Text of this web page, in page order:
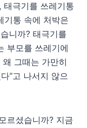
태극기를 쓰레기통
기통 속에 처박은
니까? 태극기를
부모를 쓰레기에
그때는 가만히
”고 나서지 않으
르셨습니까? 지금